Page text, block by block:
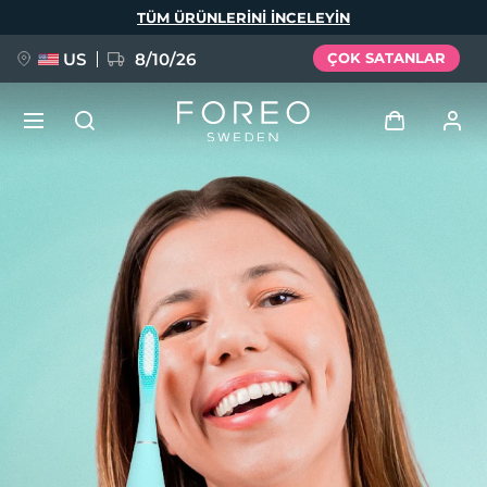
TÜM ÜRÜNLERINI INCELEYIN
US 8/10/26 ÇOK SATANLAR
Kullanici profi̇li̇
Cihazlarım
Siparişlerim
Adresim
Aboneliklerim
FAQ™ Pure Beauty-Tech Elixir
BREAKING NEWS
issa™ Teeth Whitening Set
Dil Seçimi
Deutsch
Español
Français
Italiano
Português
Svenska
Русский
简体中文 繁體中文